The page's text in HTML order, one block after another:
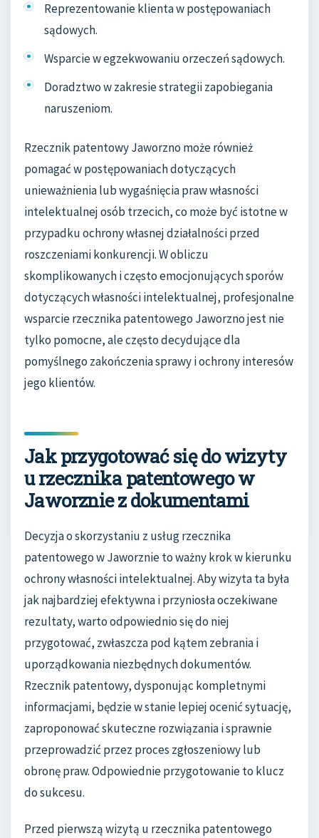
Reprezentowanie klienta w postępowaniach
sądowych.
Wsparcie w egzekwowaniu orzeczeń sądowych.
Doradztwo w zakresie strategii zapobiegania
naruszeniom.
Rzecznik patentowy Jaworzno może również
pomagać w postępowaniach dotyczących
unieważnienia lub wygaśnięcia praw własności
intelektualnej osób trzecich, co może być istotne w
przypadku ochrony własnej działalności przed
roszczeniami konkurencji. W obliczu
skomplikowanych i często emocjonujących sporów
dotyczących własności intelektualnej, profesjonalne
wsparcie rzecznika patentowego Jaworzno jest nie
tylko pomocne, ale często decydujące dla
pomyślnego zakończenia sprawy i ochrony interesów
jego klientów.
Jak przygotować się do wizyty
u rzecznika patentowego w
Jaworznie z dokumentami
Decyzja o skorzystaniu z usług rzecznika
patentowego w Jaworznie to ważny krok w kierunku
ochrony własności intelektualnej. Aby wizyta ta była
jak najbardziej efektywna i przyniosła oczekiwane
rezultaty, warto odpowiednio się do niej
przygotować, zwłaszcza pod kątem zebrania i
uporządkowania niezbędnych dokumentów.
Rzecznik patentowy, dysponując kompletnymi
informacjami, będzie w stanie lepiej ocenić sytuację,
zaproponować skuteczne rozwiązania i sprawnie
przeprowadzić przez proces zgłoszeniowy lub
obronę praw. Odpowiednie przygotowanie to klucz
do sukcesu.
Przed pierwszą wizytą u rzecznika patentowego